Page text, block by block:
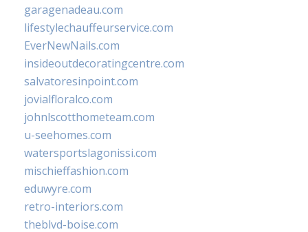
garagenadeau.com
lifestylechauffeurservice.com
EverNewNails.com
insideoutdecoratingcentre.com
salvatoresinpoint.com
jovialfloralco.com
johnlscotthometeam.com
u-seehomes.com
watersportslagonissi.com
mischieffashion.com
eduwyre.com
retro-interiors.com
theblvd-boise.com